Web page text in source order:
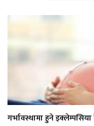
गर्भावस्थामा हुने